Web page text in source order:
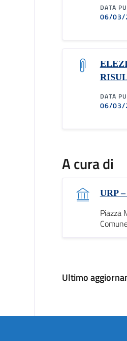
DATA
06/03/
DATA
06/03/
A cura di
URP
Piazza
Ultimo